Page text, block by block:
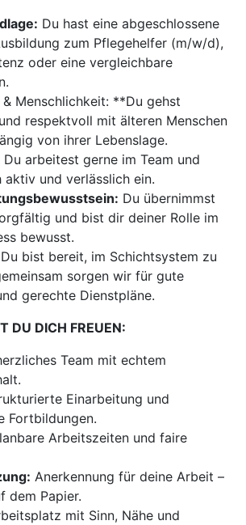
Du hast eine abgeschlossene
zum Pflegehelfer (m/w/d),
oder eine vergleichbare
Menschlichkeit: **Du gehst
respektvoll mit älteren Menschen
von ihrer Lebenslage.
Du arbeitest gerne im Team und
aktiv und verlässlich ein.
Du übernimmst
und bist dir deiner Rolle im
bewusst.
Du bist bereit, im Schichtsystem zu
sorgen wir für gute
gerechte Dienstpläne.
DU DICH FREUEN:
Team mit echtem
Einarbeitung und
Fortbildungen.
Arbeitszeiten und faire
Anerkennung für deine Arbeit –
dem Papier.
mit Sinn, Nähe und